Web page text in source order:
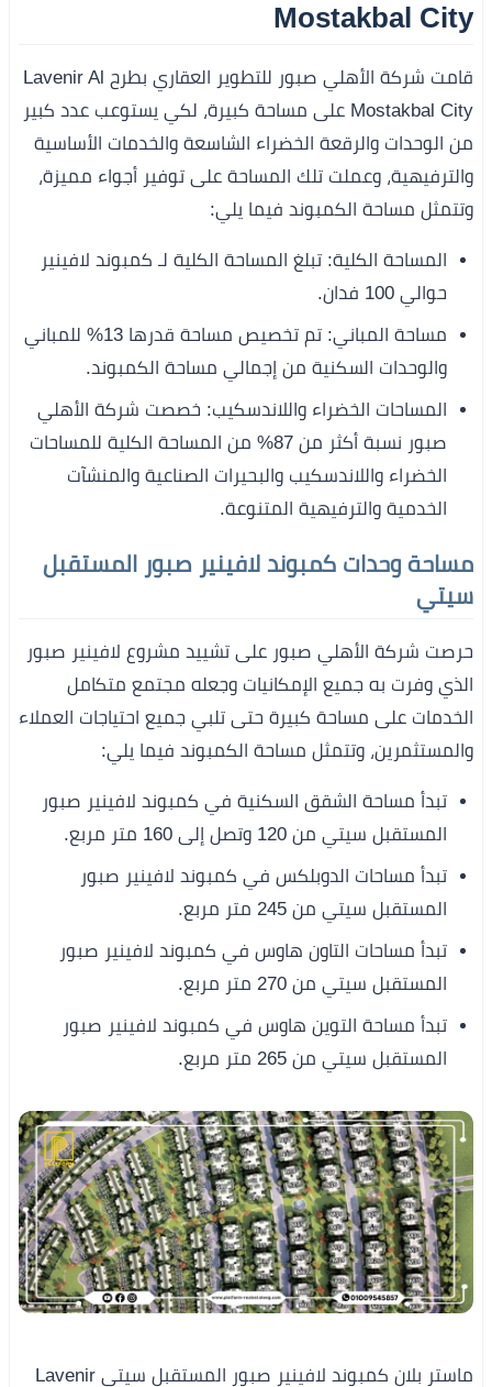
Mostakbal City
قامت شركة الأهلي صبور للتطوير العقاري بطرح Lavenir Al
Mostakbal City على مساحة كبيرة، لكي يستوعب عدد كبير
من الوحدات والرقعة الخضراء الشاسعة والخدمات الأساسية
والترفيهية، وعملت تلك المساحة على توفير أجواء مميزة،
وتتمثل مساحة الكمبوند فيما يلي:
المساحة الكلية: تبلغ المساحة الكلية لـ كمبوند لافينير
حوالي 100 فدان.
مساحة المباني: تم تخصيص مساحة قدرها 13% للمباني
والوحدات السكنية من إجمالي مساحة الكمبوند.
المساحات الخضراء واللاندسكيب: خصصت شركة الأهلي
صبور نسبة أكثر من 87% من المساحة الكلية للمساحات
الخضراء واللاندسكيب والبحيرات الصناعية والمنشآت
الخدمية والترفيهية المتنوعة.
مساحة وحدات كمبوند لافينير صبور المستقبل
سيتي
حرصت شركة الأهلي صبور على تشييد مشروع لافينير صبور
الذي وفرت به جميع الإمكانيات وجعله مجتمع متكامل
الخدمات على مساحة كبيرة حتى تلبي جميع احتياجات العملاء
والمستثمرين، وتتمثل مساحة الكمبوند فيما يلي:
تبدأ مساحة الشقق السكنية في كمبوند لافينير صبور
المستقبل سيتي من 120 وتصل إلى 160 متر مربع.
تبدأ مساحات الدوبلكس في كمبوند لافينير صبور
المستقبل سيتي من 245 متر مربع.
تبدأ مساحات التاون هاوس في كمبوند لافينير صبور
المستقبل سيتي من 270 متر مربع.
تبدأ مساحة التوين هاوس في كمبوند لافينير صبور
المستقبل سيتي من 265 متر مربع.
ماستر بلان كمبوند لافينير صبور المستقبل سيتي Lavenir